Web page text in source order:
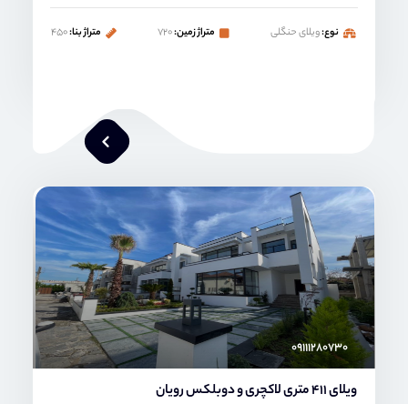
نوع:ویلای حنگلی متراژ زمین:۷۲۰ متراژ بنا:۴۵۰
محمد صنعتی
۰۹۱۱۱۲۸۰۷۳۰
ویلای 411 متری لاکچری و دوبلکس رویان